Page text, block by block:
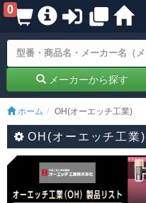
0
メーカーから探す
ホーム OH(オーエッチ工業)
OH(オーエッチ工業)